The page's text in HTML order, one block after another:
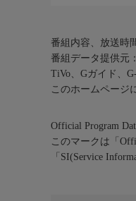
番組内容、放送時
番組データ提供元
TiVo、Gガイド、
このホームページ
Official Program
このマークは「
「SI(Service